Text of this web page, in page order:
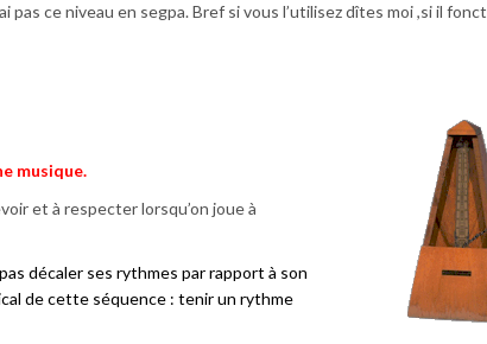
pas ce niveau en segpa. Bref si vous l’utilisez dîtes moi ,si il
musique.
et à respecter lorsqu’on joue à
décaler ses rythmes par rapport à son
de cette séquence : tenir un rythme